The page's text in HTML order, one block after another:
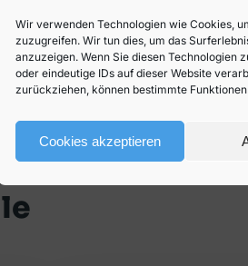
Wir verwenden Technologien wie Cookies,
zuzugreifen. Wir tun dies, um das
anzuzeigen. Wenn Sie diesen Technologien
oder eindeutige IDs auf dieser Website
zurückziehen, können bestimmte
Cookies akzeptieren
.